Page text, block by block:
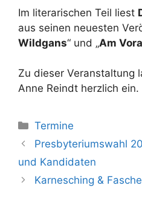
Im literarischen Teil liest
aus seinen neuesten
Wildgans“ und „Am
Zu dieser Veranstaltung
Anne Reindt herzlich ein.
Kategorien
Termine
Presbyteriumswahl
und Kandidaten
Karnesching &